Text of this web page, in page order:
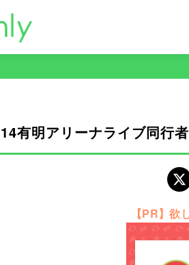
有明アリーナライブ同行
【PR】欲